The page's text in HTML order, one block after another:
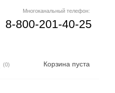
Многоканальный телефон:
8-800-201-40-25
Корзина пуста
(0)